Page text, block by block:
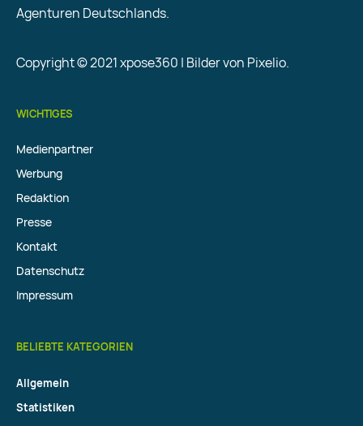
Agenturen Deutschlands.
Copyright © 2021 xpose360 | Bilder von Pixelio.
WICHTIGES
Medienpartner
Werbung
Redaktion
Presse
Kontakt
Datenschutz
Impressum
BELIEBTE KATEGORIEN
Allgemein
Statistiken